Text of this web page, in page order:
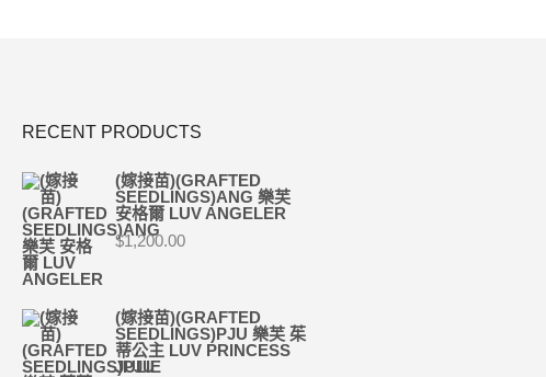
RECENT PRODUCTS
(嫁接苗)(GRAFTED
SEEDLINGS)ANG 樂芙
安格爾 LUV ANGELER
$1,200.00
(嫁接苗)(GRAFTED
SEEDLINGS)PJU 樂芙 茱
蒂公主 LUV PRINCESS
JULIE